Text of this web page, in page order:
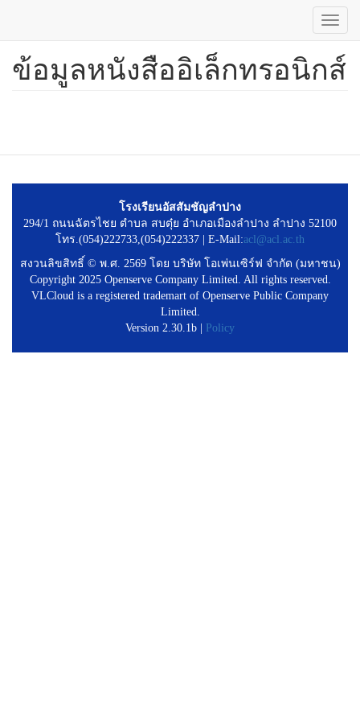
ข้าม
ข้อมูลหนังสืออิเล็กทรอนิกส์
โรงเรียนอัสสัมชัญลำปาง
294/1 ถนนฉัตรไชย ตำบล สบตุ๋ย อำเภอเมืองลำปาง ลำปาง 52100
โทร.(054)222733,(054)222337 | E-Mail:acl@acl.ac.th
สงวนลิขสิทธิ์ © พ.ศ. 2569 โดย บริษัท โอเพ่นเซิร์ฟ จำกัด (มหาชน)
Copyright 2025 Openserve Company Limited. All rights reserved.
VLCloud is a registered trademart of Openserve Public Company
Limited.
Version 2.30.1b |
Policy